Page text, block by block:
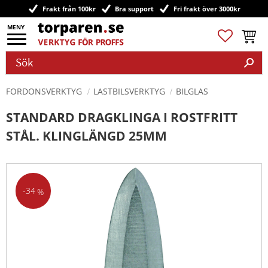
Meny
Frakt från 100kr Bra support Fri frakt över 3000kr
Favoriter
FORDONSVERKTYG LASTBILSVERKTYG BILGLAS
STANDARD DRAGKLINGA I ROSTFRITT
STÅL. KLINGLÄNGD 25MM
34%